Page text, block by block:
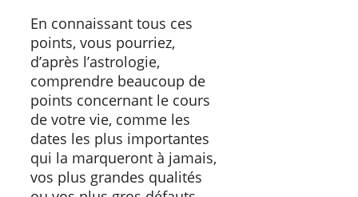
En connaissant tous ces
points, vous pourriez,
d’après l’astrologie,
comprendre beaucoup de
points concernant le cours
de votre vie, comme les
dates les plus importantes
qui la marqueront à jamais,
vos plus grandes qualités